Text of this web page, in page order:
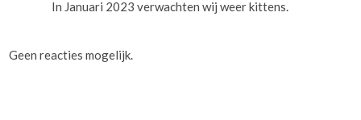
In Januari 2023 verwachten wij weer kittens.
Geen reacties mogelijk.